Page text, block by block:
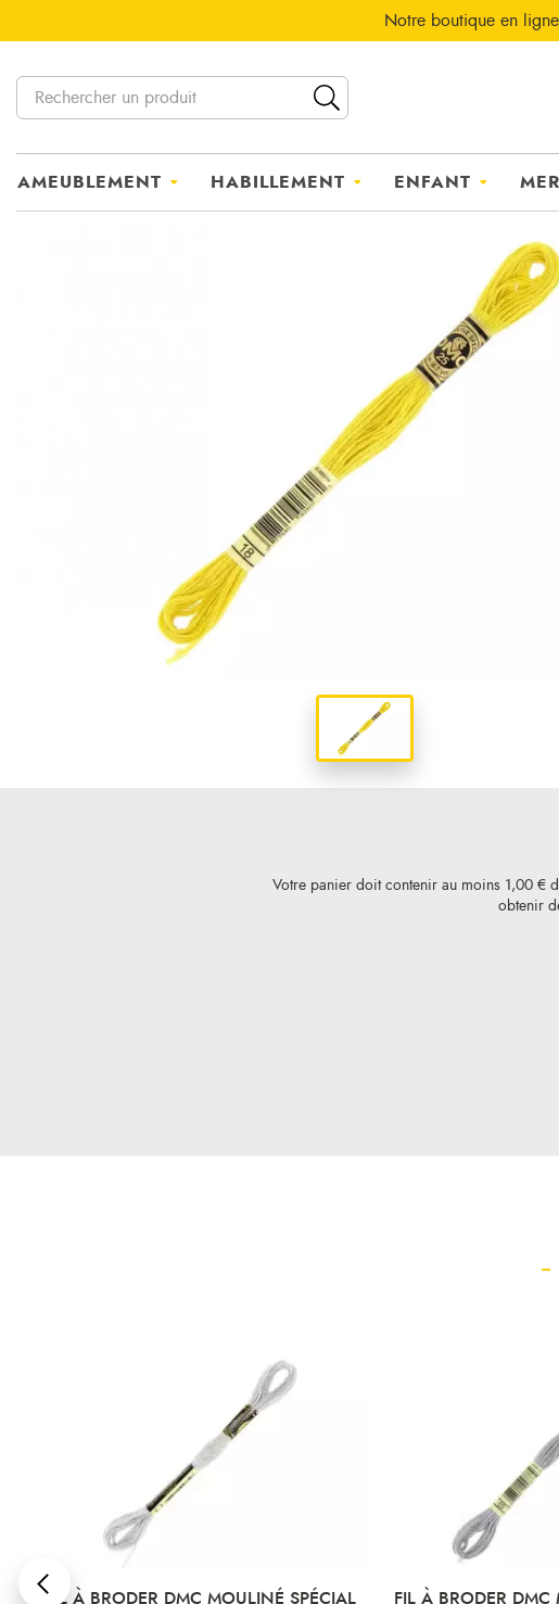
Notre boutique en
AMEUBLEMENT HABILLEMENT ENFANT
Votre panier doit contenir au moins 1,00 €
obtenir
FIL À BRODER DMC MOULINÉ SPÉCIAL
FIL À BRODER DMC